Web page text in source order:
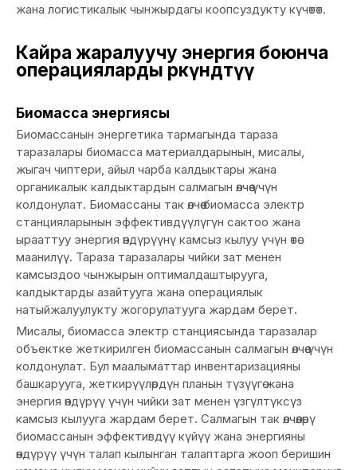
жана логистикалык чынжырдагы коопсуздукту күчөтөт.
Кайра жаралуучу энергия боюнча
операцияларды өркүндөтүү
Биомасса энергиясы
Биомассанын энергетика тармагында тараза
таразалары биомасса материалдарынын, мисалы,
жыгач чиптери, айыл чарба калдыктары жана
органикалык калдыктардын салмагын өлчөө үчүн
колдонулат. Биомассаны так өлчөө биомасса электр
станцияларынын эффективдүүлүгүн сактоо жана
ырааттуу энергия өндүрүүнү камсыз кылуу үчүн өтө
маанилүү. Тараза таразалары чийки зат менен
камсыздоо чынжырын оптималдаштырууга,
калдыктарды азайтууга жана операциялык
натыйжалуулукту жогорулатууга жардам берет.
Мисалы, биомасса электр станциясында таразалар
объектке жеткирилген биомассанын салмагын өлчөө үчүн
колдонулат. Бул маалыматтар инвентаризацияны
башкарууга, жеткирүүлөрдүн планын түзүүгө жана
энергия өндүрүү үчүн чийки зат менен үзгүлтүксүз
камсыз кылууга жардам берет. Салмагын так өлчөөлөрү
биомассанын эффективдүү күйүү жана энергияны
өндүрүү үчүн талап кылынган талаптарга жооп беришин